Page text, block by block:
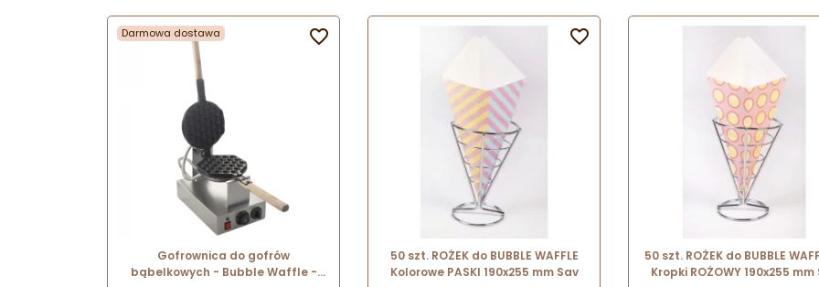
Darmowa dostawa
Gofrownica do gofrów
bąbelkowych - Bubble Waffle -

50 szt. ROŻEK do BUBBLE WAFFLE
Kolorowe PASKI 190x255 mm Sav

50 szt. ROŻEK do BUBBLE
Kropki ROŻOWY 190x255 mm